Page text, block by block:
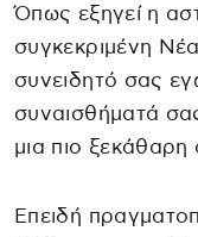
Όπως εξηγεί η
συγκεκριμένη
συνειδητό σας
συναισθήματά
μια πιο ξεκάθαρη
Επειδή